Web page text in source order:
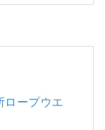
ロープウエ